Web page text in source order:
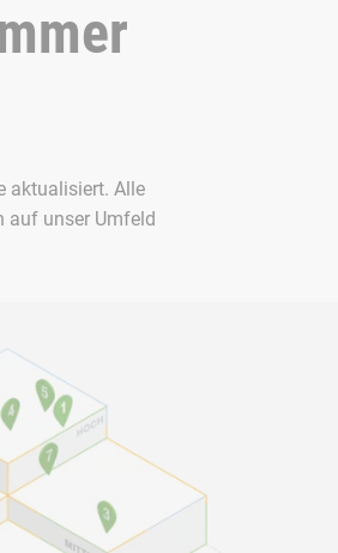
aktualisiert. Alle
auf unser Umfeld